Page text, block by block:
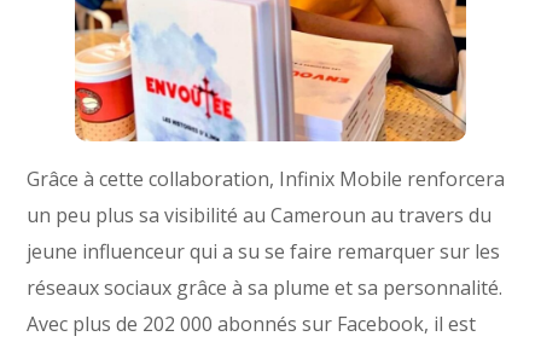
Grâce à cette collaboration, Infinix Mobile renforcera
un peu plus sa visibilité au Cameroun au travers du
jeune influenceur qui a su se faire remarquer sur les
réseaux sociaux grâce à sa plume et sa personnalité.
Avec plus de 202 000 abonnés sur Facebook, il est